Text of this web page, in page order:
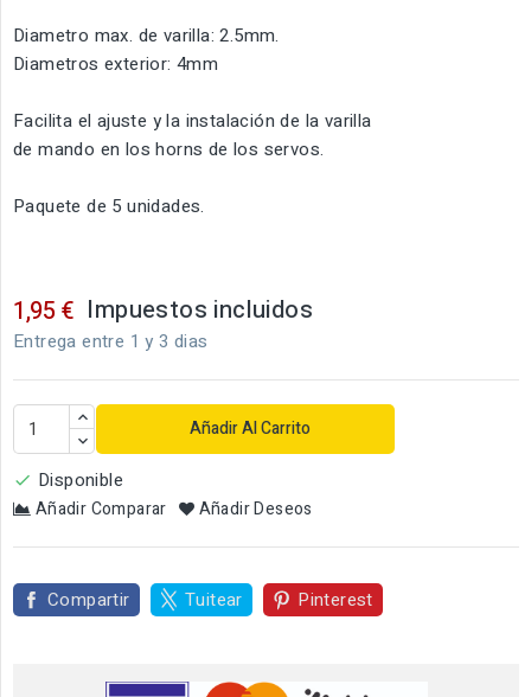
Diametro max. de varilla: 2.5mm.
Diametros exterior: 4mm
Facilita el ajuste y la instalación de la varilla
de mando en los horns de los servos.
Paquete de 5 unidades.
1,95 € Impuestos incluidos
Entrega entre 1 y 3 dias
Añadir Al Carrito
 Disponible
Añadir Comparar Añadir Deseos
Compartir Tuitear Pinterest